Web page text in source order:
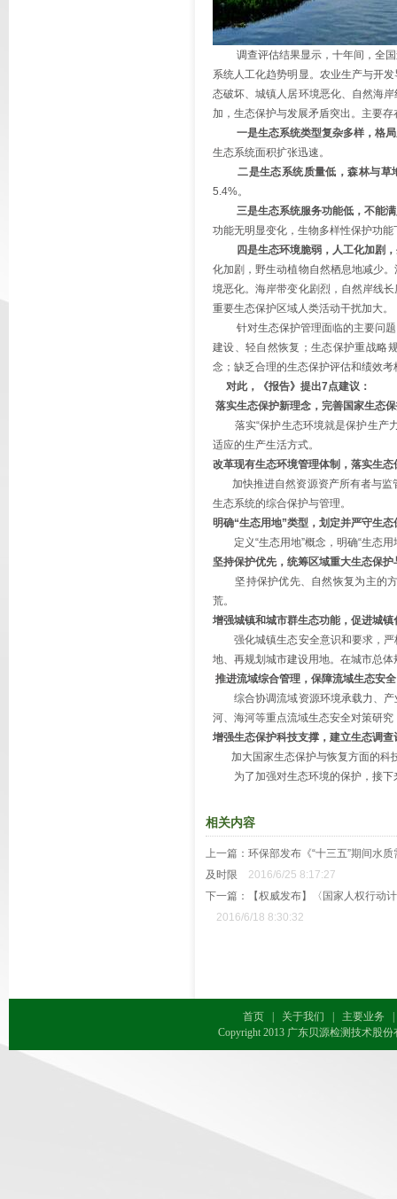
调查评估结果显示，十年间，全国
系统人工化趋势明显。农业生产与开
态破坏、城镇人居环境恶化、自然海
加，生态保护与发展矛盾突出。主要
一是生态系统类型复杂多样，格
生态系统面积扩张迅速。
二是生态系统质量低，森林与草
5.4%。
三是生态系统服务功能低，不能
功能无明显变化，生物多样性保护功能
四是生态环境脆弱，人工化加剧
化加剧，野生动植物自然栖息地减少
境恶化。海岸带变化剧烈，自然岸线
重要生态保护区域人类活动干扰加大。
针对生态保护管理面临的主要问题
建设、轻自然恢复；生态保护重战略
念；缺乏合理的生态保护评估和绩效考
对此，《报告》提出7点建议：
落实生态保护新理念，完善国家生态
落实“保护生态环境就是保护生产力
适应的生产生活方式。
改革现有生态环境管理体制，落实生态
加快推进自然资源资产所有者与监
生态系统的综合保护与管理。
明确“生态用地”类型，划定并严守生
定义“生态用地”概念，明确“生态用
坚持保护优先，统筹区域重大生态保
坚持保护优先、自然恢复为主的方
荒。
增强城镇和城市群生态功能，促进城镇
强化城镇生态安全意识和要求，严
地、再规划城市建设用地。在城市总
推进流域综合管理，保障流域生态安全
综合协调流域资源环境承载力、产
河、海河等重点流域生态安全对策研
增强生态保护科技支撑，建立生态调查
加大国家生态保护与恢复方面的科
为了加强对生态环境的保护，接下
相关内容
上一篇： 环保部发布《“十三五”期间水
及时限
2016/6/25 8:17:27
下一篇：
【权威发布】〈国家人权行动
2016/6/18 8:30:32
首页 关于我们 主要业务
Copyright 2013 广东贝源检测技术股